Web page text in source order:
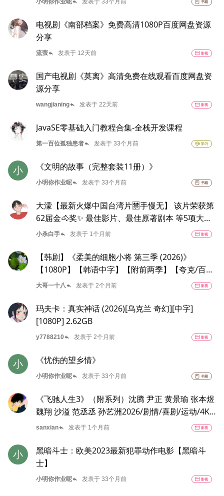
小明你作业呢reply 发表于 33个月前 book 书籍
电视剧《南部档案》免费高清1080P百度网盘资源
分享
流萤reply 发表于 12天前 movie 影视
国产电视剧《莫离》高清免费在线观看百度网盘资
源分享
wangjianingreply 发表于 22天前 movie 影视
JavaSE零基础入门教程合集-全栈开发课程
第一百位孤独患者reply 发表于 33个月前 school 学习
小 《文明的故事（完整套装11册）》
小明你作业呢reply 发表于 33个月前 book 书籍
大濛【最新火爆中国台湾片🈲手慢无】 该片荣获第
62届金🐴奖✨ 最佳影片、最佳原著剧本 等5项大奖
🏆 夸克
小杀白手reply 发表于 1个月前 movie 影视
【韩剧】《柔美的细胞小将 第三季 (2026)》
【1080P】【韩语中字】【附前两季】【夸克/百
度】
大哥一十八 reply 发表于 2个月前 movie 影视
玛夫卡：真实神话 (2026)[乌克兰 奇幻][中字]
[1080P] 2.62GB
y7788210reply 发表于 2个月前 movie 影视
小 《忧伤的望乡情》
小明你作业呢reply 发表于 33个月前 book 书籍
《飞驰人生3》（附系列）沈腾 尹正 黄景瑜 张本煜
魏翔 沙溢 范丞丞 孙艺洲2026/剧情/喜剧/运动/4K
电影 夸克
sanxianreply 发表于 1个月前 movie 影视
小
黑暗斗士：欧美2023最新犯罪动作电影【黑暗斗
士】
小明你作业呢reply 发表于 33个月前 movie 影视